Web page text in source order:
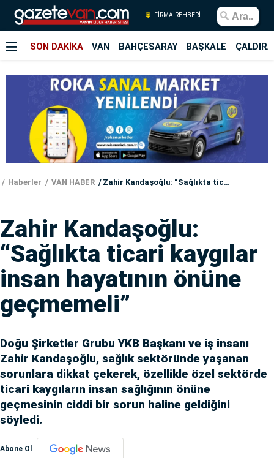
FİRMA REHBERİ
SON DAKİKA VAN BAHÇESARAY BAŞKALE
Haberler VAN HABER Zahir Kandaşoğlu: “Sağlıkta ticari kaygılar insan hayatının önüne geçmemeli”
Zahir Kandaşoğlu:
“Sağlıkta ticari kaygılar
insan hayatının önüne
geçmemeli”
Doğu Şirketler Grubu YKB Başkanı ve iş insanı
Zahir Kandaşoğlu, sağlık sektöründe yaşanan
sorunlara dikkat çekerek, özellikle özel sektörde
ticari kaygıların insan sağlığının önüne
geçmesinin ciddi bir sorun haline geldiğini
söyledi.
Abone Ol